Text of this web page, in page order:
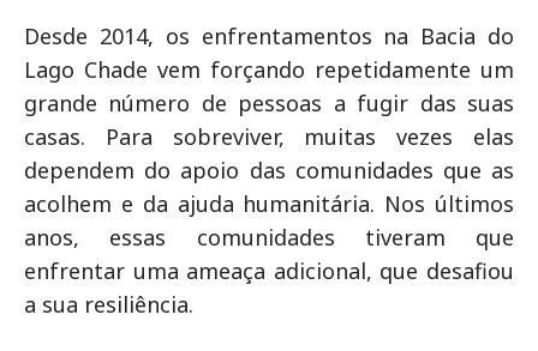
Desde 2014, os enfrentamentos na Bacia do
Lago Chade vem forçando repetidamente um
grande número de pessoas a fugir das suas
casas. Para sobreviver, muitas vezes elas
dependem do apoio das comunidades que as
acolhem e da ajuda humanitária. Nos últimos
anos, essas comunidades tiveram que
enfrentar uma ameaça adicional, que desafiou
a sua resiliência.